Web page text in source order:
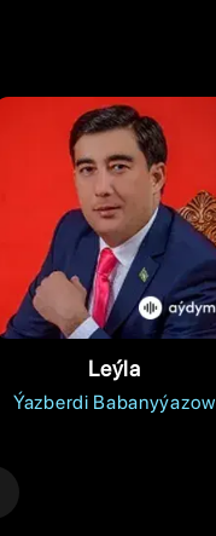
Leýla
Ýazberdi Babanyýazow